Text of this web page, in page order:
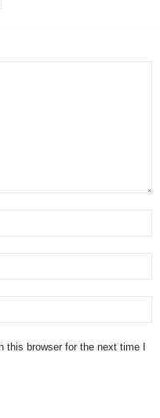
browser for the next time I